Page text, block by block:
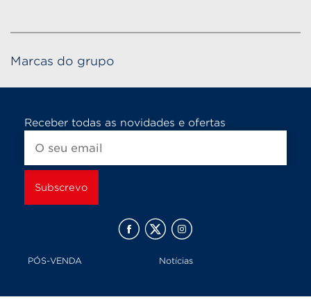
Marcas do grupo
Receber todas as novidades e ofertas
PÓS-VENDA Notícias